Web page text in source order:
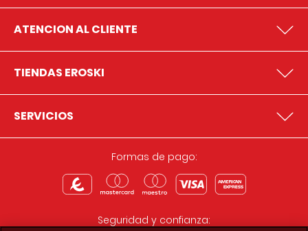
ATENCION AL CLIENTE
TIENDAS EROSKI
SERVICIOS
Formas de pago:
Seguridad y confianza: